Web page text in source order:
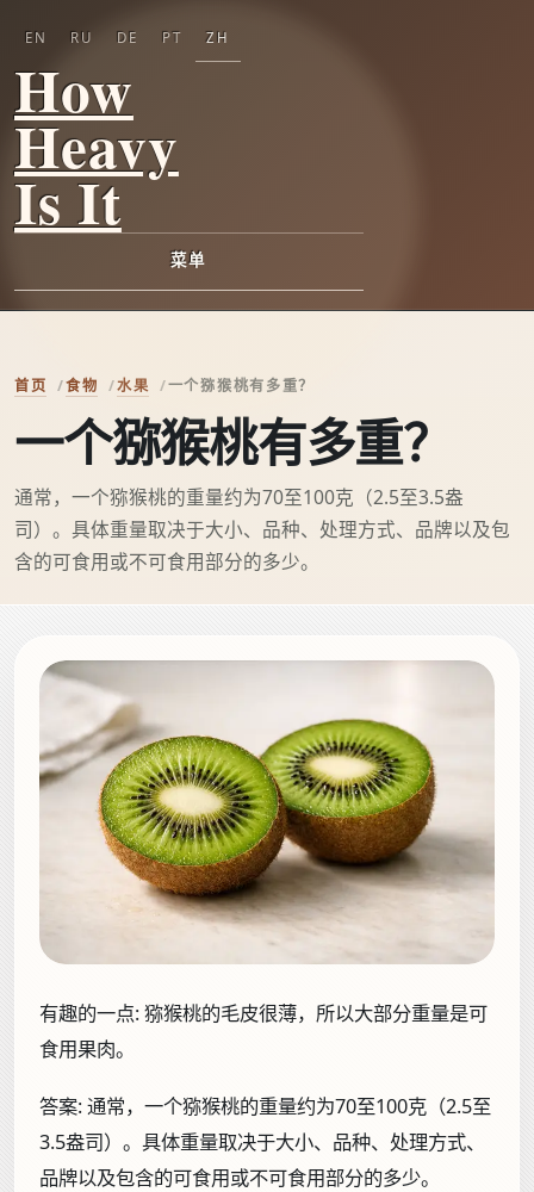
How
Heavy
Is It
菜单
EN RU DE PT ZH
首页 食物 水果 一个猕猴桃有多重？
一个猕猴桃有多重？
通常，一个猕猴桃的重量约为70至100克（2.5至3.5盎
司）。具体重量取决于大小、品种、处理方式、品牌以及包
含的可食用或不可食用部分的多少。
有趣的一点:猕猴桃的毛皮很薄，所以大部分重量是可
食用果肉。
答案:通常，一个猕猴桃的重量约为70至100克（2.5至
3.5盎司）。具体重量取决于大小、品种、处理方式、
品牌以及包含的可食用或不可食用部分的多少。